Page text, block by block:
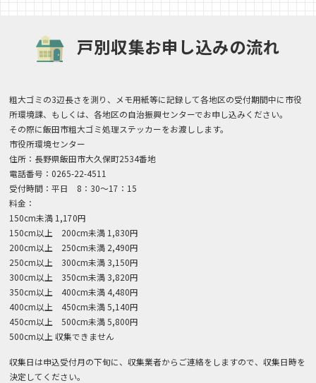
戸別収集お申し込みの流れ
粗大ゴミの3辺長さを測り、メモ用紙等に記録して各地区の受付期間中に市役
所環境課、もしくは、各地区の自治振興センターでお申し込みください。
その際に飯田市粗大ゴミ処理ステッカーをお渡しします。
市役所環境センター
住所：長野県飯田市大久保町2534番地
電話番号：0265-22-4511
受付時間：平日 8：30〜17：15
料金：
150cm未満 1,170円
150cm以上 200cm未満 1,830円
200cm以上 250cm未満 2,490円
250cm以上 300cm未満 3,150円
300cm以上 350cm未満 3,820円
350cm以上 400cm未満 4,480円
400cm以上 450cm未満 5,140円
450cm以上 500cm未満 5,800円
500cm以上 収集できません
収集日は申込受付月の下旬に、収集業者からご連絡をしますので、収集日時を
決定してください。